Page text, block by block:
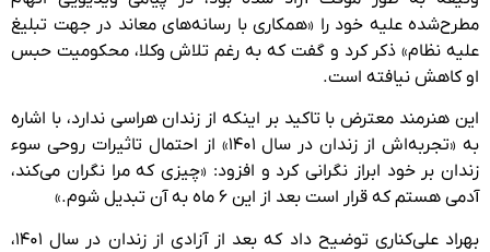
مطرح‌شده علیه خود را «همکاری با رسانه‌های معاند در جهت تبلیغ
علیه نظام» ذکر کرد و گفت که به رغم تلاش وکلا، محکومیت حبس
او کاهش نیافته است.
این هنرمند معترض با تاکید بر اینکه از زندان هراسی ندارد، با اشاره
به «تجربه‌اش از زندان در سال ۱۴۰۱» از احتمال تاثیرات روحی سوء
زندان بر خود ابراز نگرانی کرد و افزود: «چیزی که مرا نگران می‌کند،
آدمی هستم که قرار است بعد از این ۶ ماه به آن تبدیل شوم.»
بهراد علی‌کناری توضیح داد که بعد از آزادی از زندان در سال ۱۴۰۱،